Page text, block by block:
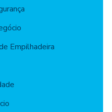
Empilhadeira